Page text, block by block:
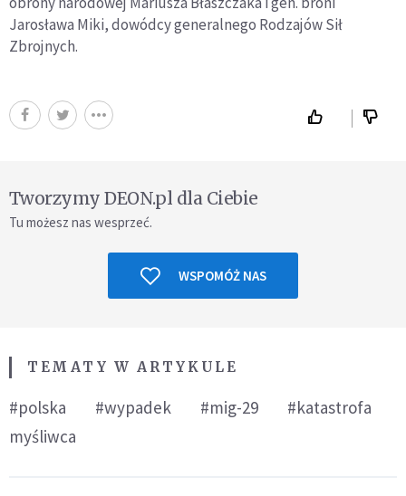
Jarosława Miki, dowódcy generalnego Rodzajów Sił
Zbrojnych.
Tworzymy DEON.pl dla Ciebie
Tu możesz nas wesprzeć.
WSPOMÓŻ NAS
TEMATY W ARTYKULE
#polska #wypadek #mig-29
#katastrofa
myśliwca